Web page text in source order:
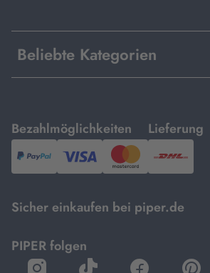
Beliebte Kategorien
Bezahlmöglichkeiten
mit
PayPal,Visa
und
Lieferung
mit
DHL.
Sicher einkaufen bei piper.de
PIPER folgen
öffnet
öffnet
öffnet
öffnet